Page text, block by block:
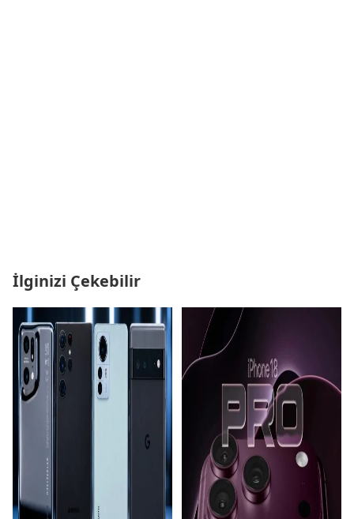
İlginizi Çekebilir